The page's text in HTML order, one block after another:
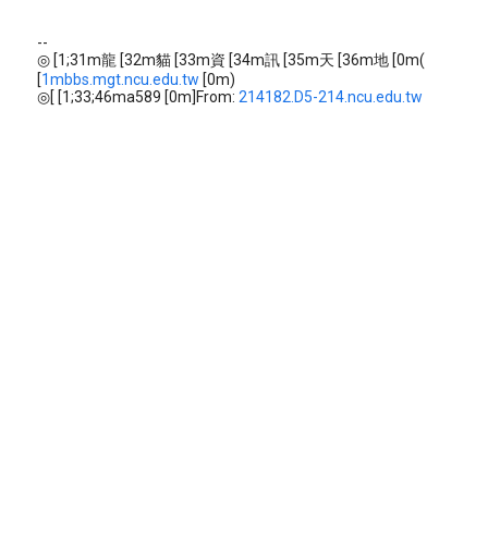
--
◎ [1;31m龍 [32m貓 [33m資 [34m訊 [35m天 [36m地 [0m(
[1mbbs.mgt.ncu.edu.tw [0m)
◎[ [1;33;46ma589 [0m]From: 214182.D5-214.ncu.edu.tw